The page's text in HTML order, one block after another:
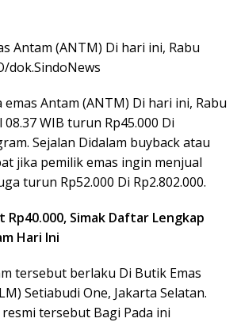
Antam (ANTM) Di hari ini, Rabu
dok.SindoNews
emas Antam (ANTM) Di hari ini, Rabu
WIB turun Rp45.000 Di
Sejalan Didalam buyback atau
jika pemilik emas ingin menjual
turun Rp52.000 Di Rp2.802.000.
Rp40.000, Simak Daftar Lengkap
Hari Ini
tersebut berlaku Di Butik Emas
Setiabudi One, Jakarta Selatan.
tersebut Bagi Pada ini